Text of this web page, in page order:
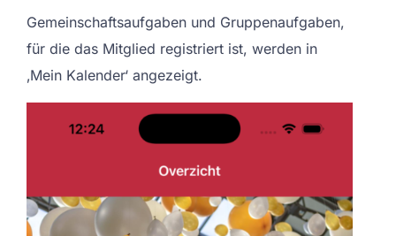
Gemeinschaftsaufgaben und Gruppenaufgaben,
für die das Mitglied registriert ist, werden in
‚Mein Kalender‘ angezeigt.